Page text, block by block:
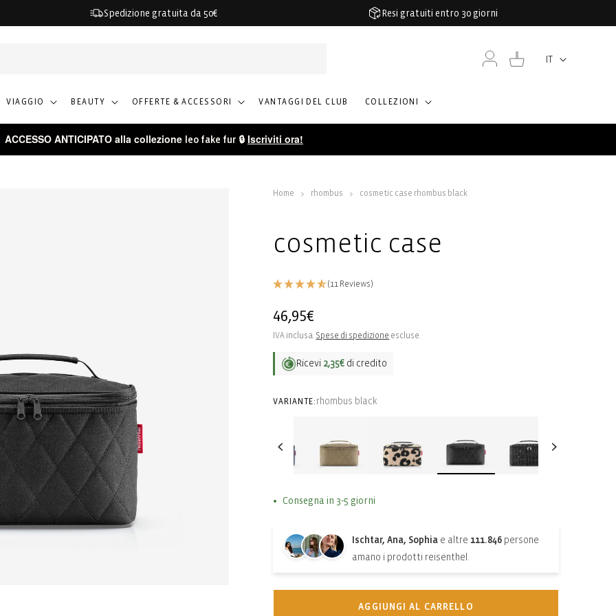
Spedizione gratuita da 50€ Resi gratuiti entro 30 giorni
VIAGGIO BEAUTY OFFERTE & ACCESSORI VANTAGGI DEL CLUB COLLEZIONI
LinguaIT
Accedi Carrello
ACCESSO ANTICIPATO alla collezione leo fake fur 🔒 Iscriviti ora!
Home rhombus cosmetic case rhombus black
cosmetic case
(11 Reviews)
Prezzo
di
listino
46,95€
IVA inclusa. Spese di spedizione escluse.
Ricevi 2,35€ di credito
VARIANTE: rhombus black
Consegna in 3-5 giorni
Ischtar, Ana, Sophia e altre 111.846 persone
amano i prodotti reisenthel.
AGGIUNGI AL CARRELLO